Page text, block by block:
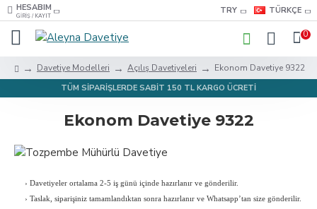
HESABIM
GIRIŞ / KAYIT
TRY TÜRKÇE
0
Davetiye Modelleri Açılış Davetiyeleri Ekonom Davetiye 9322
TÜM SİPARİŞLERDE SABİT 150 TL KARGO ÜCRETİ
Ekonom Davetiye 9322
› Davetiyeler ortalama 2-5 iş günü içinde hazırlanır ve gönderilir.
› Taslak, siparişiniz tamamlandıktan sonra hazırlanır ve Whatsapp’tan size gönderilir.